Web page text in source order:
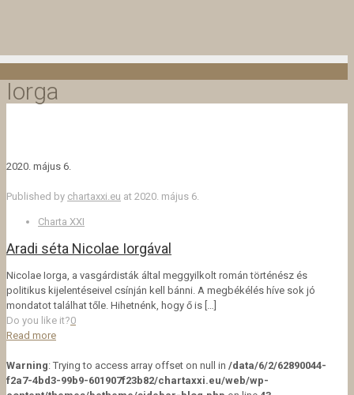
Iorga
2020. május 6.
Published by chartaxxi.eu at 2020. május 6.
Charta XXI
Aradi séta Nicolae Iorgával
Nicolae Iorga, a vasgárdisták által meggyilkolt román történész és
politikus kijelentéseivel csínján kell bánni. A megbékélés híve sok jó
mondatot találhat tőle. Hihetnénk, hogy ő is […]
Do you like it?0
Read more
Warning: Trying to access array offset on null in /data/6/2/62890044-
f2a7-4bd3-99b9-601907f23b82/chartaxxi.eu/web/wp-